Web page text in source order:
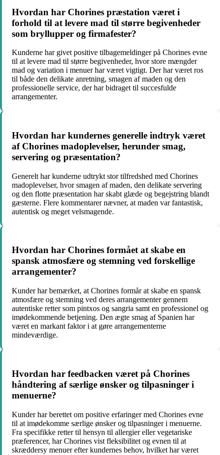
Hvordan har Chorines præstation været i
forhold til at levere mad til større begivenheder
som bryllupper og firmafester?
Kunderne har givet positive tilbagemeldinger på Chorines evne
til at levere mad til større begivenheder, hvor store mængder
mad og variation i menuer har været vigtigt. Der har været ros
til både den delikate anretning, smagen af maden og den
professionelle service, der har bidraget til succesfulde
arrangementer.
Hvordan har kundernes generelle indtryk været
af Chorines madoplevelser, herunder smag,
servering og præsentation?
Generelt har kunderne udtrykt stor tilfredshed med Chorines
madoplevelser, hvor smagen af maden, den delikate servering
og den flotte præsentation har skabt glæde og begejstring blandt
gæsterne. Flere kommentarer nævner, at maden var fantastisk,
autentisk og meget velsmagende.
Hvordan har Chorines formået at skabe en
spansk atmosfære og stemning ved forskellige
arrangementer?
Kunder har bemærket, at Chorines formår at skabe en spansk
atmosfære og stemning ved deres arrangementer gennem
autentiske retter som pintxos og sangria samt en professionel og
imødekommende betjening. Den ægte smag af Spanien har
været en markant faktor i at gøre arrangementerne
mindeværdige.
Hvordan har feedbacken været på Chorines
håndtering af særlige ønsker og tilpasninger i
menuerne?
Kunder har berettet om positive erfaringer med Chorines evne
til at imødekomme særlige ønsker og tilpasninger i menuerne.
Fra specifikke retter til hensyn til allergier eller vegetariske
præferencer, har Chorines vist fleksibilitet og evnen til at
skræddersy menuer efter kundernes behov, hvilket har været